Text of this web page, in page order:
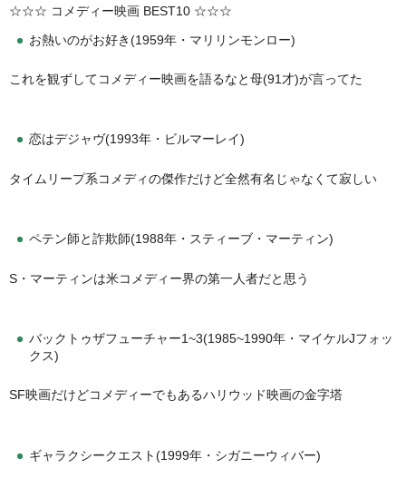
☆☆☆ コメディー映画 BEST10 ☆☆☆
お熱いのがお好き(1959年・マリリンモンロー)
これを観ずしてコメディー映画を語るなと母(91才)が言ってた
恋はデジャヴ(1993年・ビルマーレイ)
タイムリープ系コメディの傑作だけど全然有名じゃなくて寂しい
ペテン師と詐欺師(1988年・スティーブ・マーティン)
S・マーティンは米コメディー界の第一人者だと思う
バックトゥザフューチャー1~3(1985~1990年・マイケルJフォッ
クス)
SF映画だけどコメディーでもあるハリウッド映画の金字塔
ギャラクシークエスト(1999年・シガニーウィバー)